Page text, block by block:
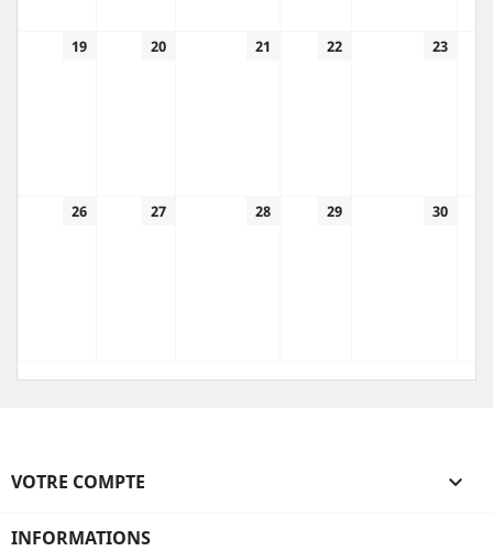
19 20 21 22 23
26 27 28 29 30
VOTRE COMPTE 
INFORMATIONS